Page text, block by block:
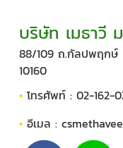
บริษัท เมธาวี
88/109 ถ.กัลปพฤกษ์
10160
•โทรศัพท์ : 02-162-
•อีเมล :